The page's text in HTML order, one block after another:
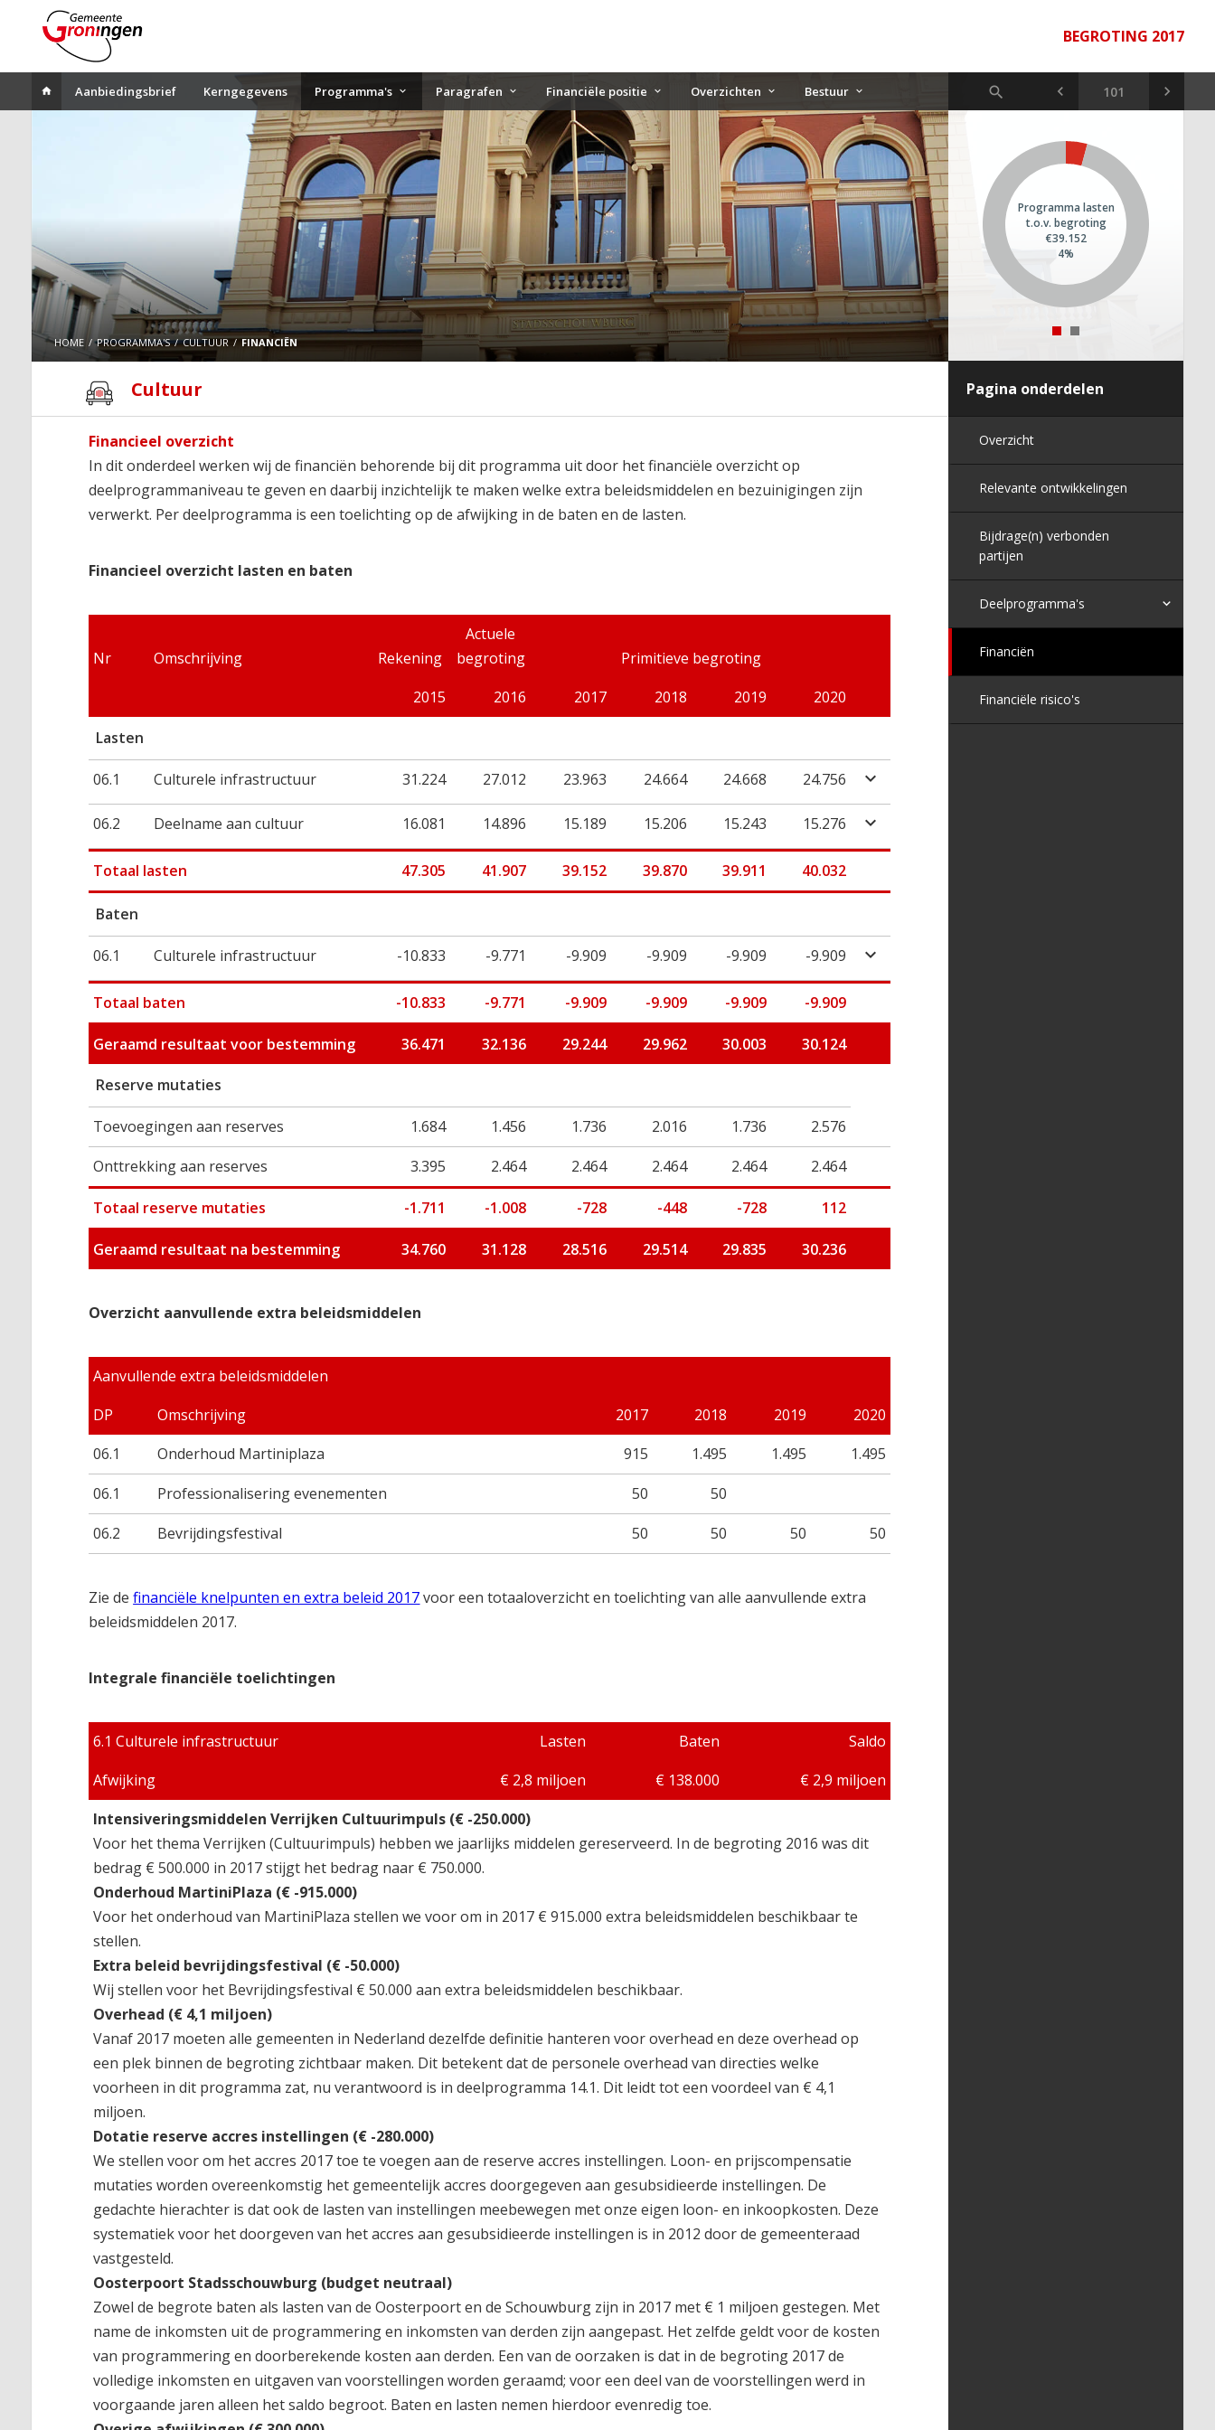
BEGROTING 2017
Aanbiedingsbrief Kerngegevens Programma's Paragrafen Financiële positie Overzichten Bestuur
HOME PROGRAMMA'S CULTUUR FINANCIËN
Programma lasten
t.o.v. begroting
€39.152
4%
Pagina onderdelen
Overzicht
Relevante ontwikkelingen
Bijdrage(n) verbonden
partijen
Deelprogramma's
Financiën
Financiële risico's
Cultuur
Financieel overzicht
In dit onderdeel werken wij de financiën behorende bij dit programma uit door het financiële overzicht op
deelprogrammaniveau te geven en daarbij inzichtelijk te maken welke extra beleidsmiddelen en bezuinigingen zijn
verwerkt. Per deelprogramma is een toelichting op de afwijking in de baten en de lasten.
Financieel overzicht lasten en baten
Nr Omschrijving Rekening
Actuele
begroting
Primitieve begroting
2015
2016 2017 2018 2019 2020
Lasten
06.1 Culturele infrastructuur 31.224 27.012 23.963 24.664 24.668 24.756
06.2 Deelname aan cultuur 16.081 14.896 15.189 15.206 15.243 15.276
Totaal lasten 47.305 41.907 39.152 39.870 39.911 40.032
Baten
06.1 Culturele infrastructuur -10.833 -9.771 -9.909 -9.909 -9.909 -9.909
Totaal baten -10.833 -9.771 -9.909 -9.909 -9.909 -9.909
Geraamd resultaat voor bestemming 36.471 32.136 29.244 29.962 30.003 30.124
Reserve mutaties
Toevoegingen aan reserves 1.684 1.456 1.736 2.016 1.736
2.576
Onttrekking aan reserves
3.395 2.464 2.464 2.464 2.464 2.464
Totaal reserve mutaties -1.711 -1.008 -728 -448 -728 112
Geraamd resultaat na bestemming 34.760 31.128 28.516 29.514 29.835 30.236
Overzicht aanvullende extra beleidsmiddelen
Aanvullende extra beleidsmiddelen
DP
Omschrijving 2017 2018 2019
2020
06.1
Onderhoud Martiniplaza 915 1.495 1.495
1.495
06.1
Professionalisering evenementen 50
50
06.2
Bevrijdingsfestival 50 50 50 50
Zie definanciële knelpunten en extra beleid 2017voor een totaaloverzicht en toelichting van alle aanvullende extra
beleidsmiddelen 2017.
Integrale financiële toelichtingen
6.1 Culturele infrastructuur Lasten Baten
Saldo
Afwijking
€ 2,8 miljoen € 138.000
€ 2,9 miljoen
Intensiveringsmiddelen Verrijken Cultuurimpuls (€ -250.000)
Voor het thema Verrijken (Cultuurimpuls) hebben we jaarlijks middelen gereserveerd. In de begroting 2016 was dit
bedrag € 500.000 in 2017 stijgt het bedrag naar € 750.000.
Onderhoud MartiniPlaza (€ -915.000)
Voor het onderhoud van MartiniPlaza stellen we voor om in 2017 € 915.000 extra beleidsmiddelen beschikbaar te
stellen.
Extra beleid bevrijdingsfestival (€ -50.000)
Wij stellen voor het Bevrijdingsfestival € 50.000 aan extra beleidsmiddelen beschikbaar.
Overhead (€ 4,1 miljoen)
Vanaf 2017 moeten alle gemeenten in Nederland dezelfde definitie hanteren voor overhead en deze overhead op
een plek binnen de begroting zichtbaar maken. Dit betekent dat de personele overhead van directies welke
voorheen in dit programma zat, nu verantwoord is in deelprogramma 14.1. Dit leidt tot een voordeel van € 4,1
miljoen.
Dotatie reserve accres instellingen (€ -280.000)
We stellen voor om het accres 2017 toe te voegen aan de reserve accres instellingen. Loon- en prijscompensatie
mutaties worden overeenkomstig het gemeentelijk accres doorgegeven aan gesubsidieerde instellingen. De
gedachte hierachter is dat ook de lasten van instellingen meebewegen met onze eigen loon- en inkoopkosten. Deze
systematiek voor het doorgeven van het accres aan gesubsidieerde instellingen is in 2012 door de gemeenteraad
vastgesteld.
Oosterpoort Stadsschouwburg (budget neutraal)
Zowel de begrote baten als lasten van de Oosterpoort en de Schouwburg zijn in 2017 met € 1 miljoen gestegen. Met
name de inkomsten uit de programmering en inkomsten van derden zijn aangepast. Het zelfde geldt voor de kosten
van programmering en doorberekende kosten aan derden. Een van de oorzaken is dat in de begroting 2017 de
volledige inkomsten en uitgaven van voorstellingen worden geraamd; voor een deel van de voorstellingen werd in
voorgaande jaren alleen het saldo begroot. Baten en lasten nemen hierdoor evenredig toe.